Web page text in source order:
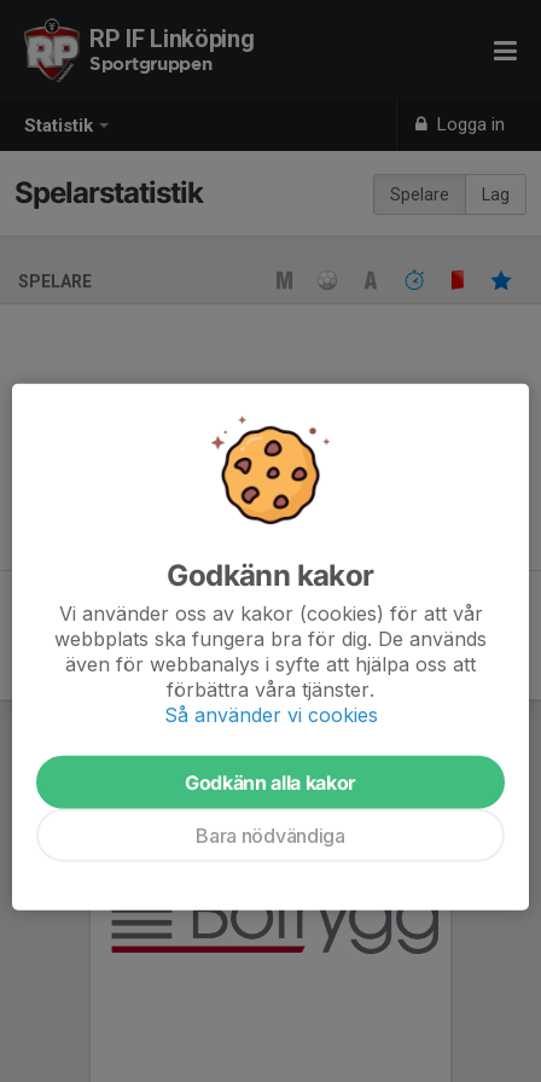
Statistik Logga in
RP IF Linköping
Sportgruppen
Spelare Lag
Spelarstatistik
SPELARE
Ingen spelarstatistik sparad
När ni fyller i uppställning på respektive match visas statistiken
automatiskt på denna sida
Godkänn kakor
Vi använder oss av kakor (cookies) för att vår
webbplats ska fungera bra för dig. De används
även för webbanalys i syfte att hjälpa oss att
förbättra våra tjänster.
Så använder vi cookies
Godkänn alla kakor
Bara nödvändiga